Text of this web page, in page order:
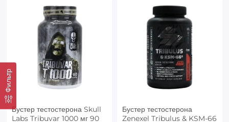
Фильтр
Бустер тестостерона Skull
Labs Tribuvar 1000 мг 90
Бустер тестостерона
Zenexel Tribulus & KSM-66